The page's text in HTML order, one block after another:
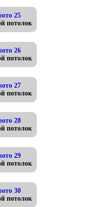
потолок
потолок
потолок
потолок
потолок
потолок